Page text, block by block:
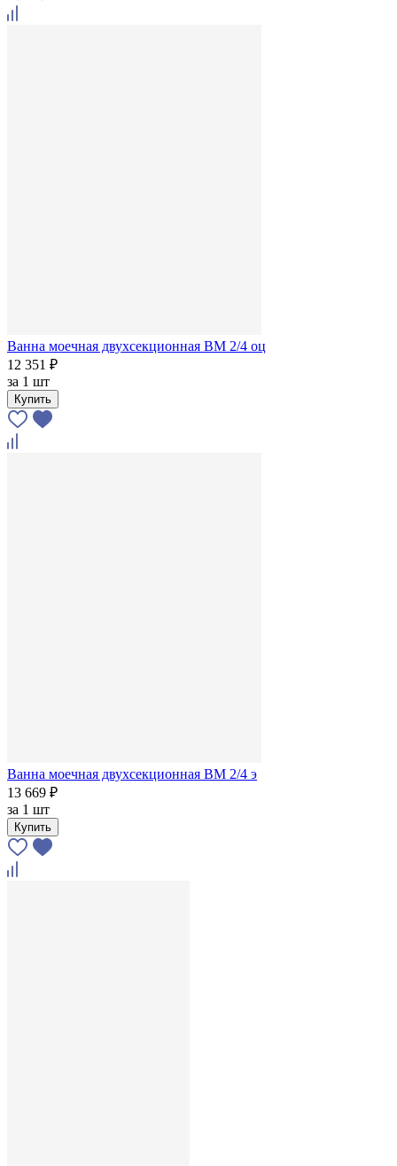
Ванна моечная двухсекционная ВМ 2/4 оц
12 351 ₽
за 1 шт
Купить
Ванна моечная двухсекционная ВМ 2/4 э
13 669 ₽
за 1 шт
Купить